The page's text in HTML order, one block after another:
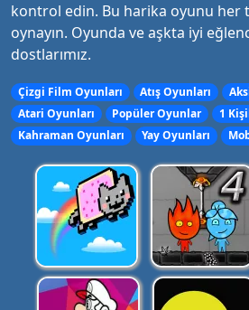
kontrol edin. Bu harika oyunu her
oynayın. Oyunda ve aşkta iyi
dostlarımız.
Çizgi Film Oyunları Atış Oyunları
Atari Oyunları
Popüler Oyunlar
1
Kahraman Oyunları
Yay Oyunları